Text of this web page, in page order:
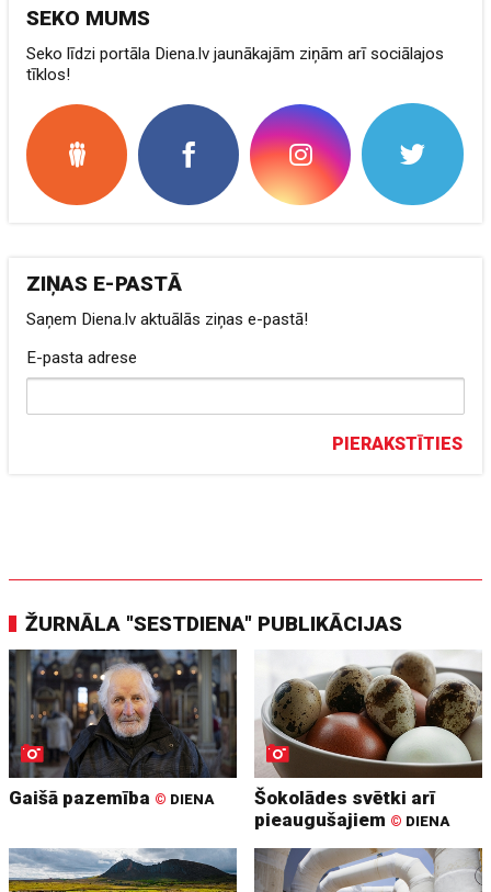
SEKO MUMS
Seko līdzi portāla Diena.lv jaunākajām ziņām arī sociālajos
tīklos!
ZIŅAS E-PASTĀ
Saņem Diena.lv aktuālās ziņas e-pastā!
E-pasta adrese
PIERAKSTĪTIES
ŽURNĀLA "SESTDIENA" PUBLIKĀCIJAS
Gaišā pazemība © DIENA
Šokolādes svētki arī
pieaugušajiem © DIENA